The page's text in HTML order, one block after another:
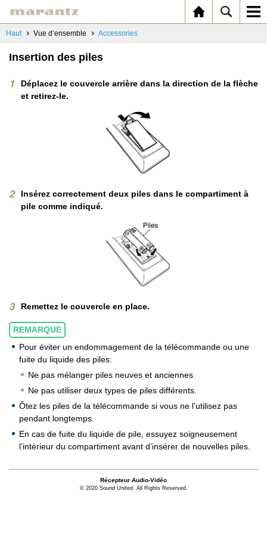
Haut Vue d’ensemble Accessories
Insertion des piles
Déplacez le couvercle arrière dans la direction de la flèche
et retirez-le.
Insérez correctement deux piles dans le compartiment à
pile comme indiqué.
Remettez le couvercle en place.
REMARQUE
Pour éviter un endommagement de la télécommande ou une
fuite du liquide des piles:
Ne pas mélanger piles neuves et anciennes.
Ne pas utiliser deux types de piles différents.
Ôtez les piles de la télécommande si vous ne l’utilisez pas
pendant longtemps.
En cas de fuite du liquide de pile, essuyez soigneusement
l’intérieur du compartiment avant d’insérer de nouvelles piles.
Récepteur Audio-Vidéo
© 2020 Sound United. All Rights Reserved.